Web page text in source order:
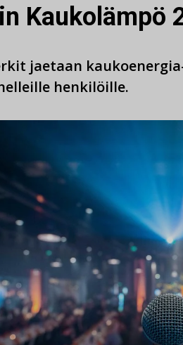
Kaukolämpö
jaetaan
henkilöille.